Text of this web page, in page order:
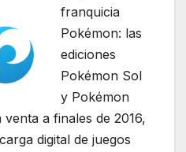
franquicia
Pokémon: las
ediciones
Pokémon Sol
y Pokémon
a finales de 2016,
digital de juegos